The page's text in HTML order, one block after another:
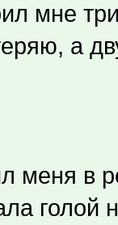
мне
а
меня в
голой